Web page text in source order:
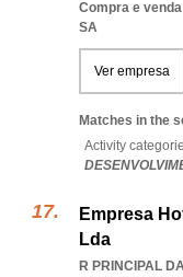
Compra e
SA
Ver empresa
Matches in the
Activity
Empresa
Lda
R PRINCIPAL